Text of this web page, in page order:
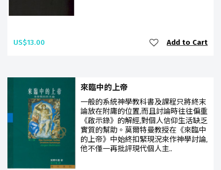
US$13.00 Add to Cart
來臨中的上帝
一般的系統神學教科書及課程只將終末
論放在附庸的位置,而且討論時往往偏重
《啟示錄》的解經,對個人信仰生活缺乏
實質的幫助。莫爾特曼教授在《來臨中
的上帝》中始終扣緊現況來作神學討論,
他不僅一再批評現代個人主..